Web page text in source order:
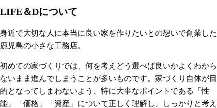
LIFE＆Dについて
身近で大切な人に本当に良い家を作りたいとの想いで創業した
鹿児島の小さな工務店。
初めての家づくりでは、何を考えどう選べば良いかよくわから
ないまま進んでしまうことが多いものです。家づくり自体が目
的となってしまわないよう、特に大事なポイントである「性
能」「価格」「資産」について正しく理解し、しっかりと考え